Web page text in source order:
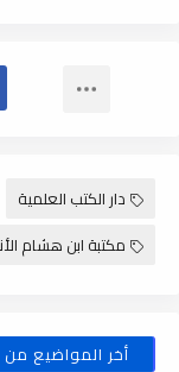
دار الكتب العلمية
مكتبة ابن هشام
أخر المواضيع